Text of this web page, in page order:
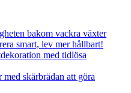
bakom vackra växter
smart, lev mer hållbart!
med tidlösa
skärbrädan att göra